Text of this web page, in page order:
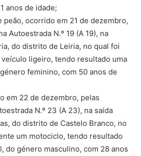
anos de idade;
peão, ocorrido em 21 de dezembro,
Autoestrada N.º 19 (A 19), na
do distrito de Leiria, no qual foi
ligeiro, tendo resultado uma
feminino, com 50 anos de
em 22 de dezembro, pelas
N.º 23 (A 23), na saída
do distrito de Castelo Branco, no
um motociclo, tendo resultado
do género masculino, com 28 anos